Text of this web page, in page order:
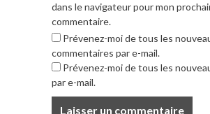
dans le navigateur pour mon
commentaire.
Prévenez-moi de tous les
commentaires par e-mail.
Prévenez-moi de tous les
par e-mail.